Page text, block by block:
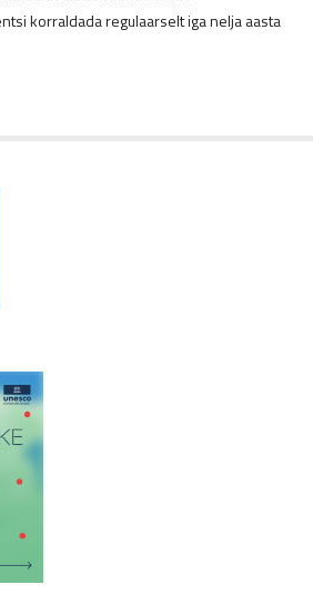
korraldada regulaarselt iga nelja aasta